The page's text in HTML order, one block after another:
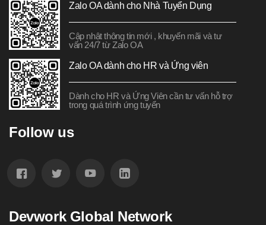
Zalo OA dành cho Nhà Tuyển Dụng
Cập nhật thông tin mới , khuyến mãi và tư
vấn 24/7 từ Zalo OA
Zalo OA dành cho HR và Ứng viên
Dành cho HR và Ứng Viên cần tư vấn hỗ trợ
trong quá trình ứng tuyển
Follow us
Devwork Global Network